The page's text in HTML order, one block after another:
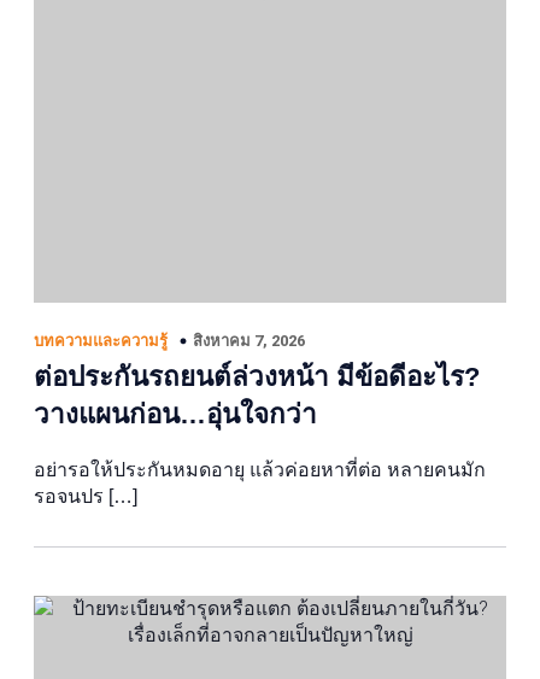
บทความและความรู้ สิงหาคม 7, 2026
ต่อประกันรถยนต์ล่วงหน้า มีข้อดีอะไร?
วางแผนก่อน…อุ่นใจกว่า
อย่ารอให้ประกันหมดอายุ แล้วค่อยหาที่ต่อ หลายคนมัก
รอจนปร […]